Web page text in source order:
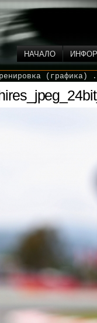
НАЧАЛО